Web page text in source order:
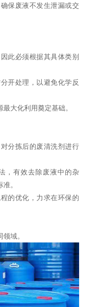
保废液不发生泄漏或交
此必须根据其具体类别
开处理，以避免化学反
大化利用奠定基础。
分拣后的废清洗剂进行
，有效去除废液中的杂
。
的优化，力求在环保的
域。